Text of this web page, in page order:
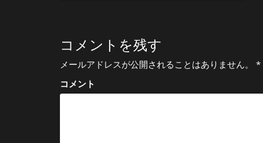
ビ
ゲ
ー
シ
コメントを残す
メールアドレスが公開されることはありません。 *
コメント